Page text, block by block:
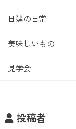
日建の日常
美味しいもの
見学会
投稿者